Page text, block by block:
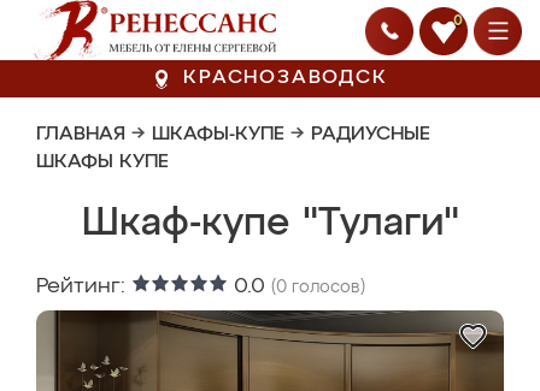
0
КРАСНОЗАВОДСК
ГЛАВНАЯ → ШКАФЫ-КУПЕ → РАДИУСНЫЕ
ШКАФЫ КУПЕ
Шкаф-купе "Тулаги"
Рейтинг: 0.0 (0 голосов)